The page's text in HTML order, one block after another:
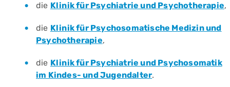
die Klinik für Psychiatrie und Psychotherapie,
die Klinik für Psychosomatische Medizin und
Psychotherapie,
die Klinik für Psychiatrie und Psychosomatik
im Kindes- und Jugendalter.